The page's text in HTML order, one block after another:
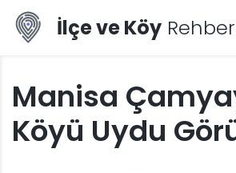
İlçe ve Köy
Manisa
Köyü Uydu